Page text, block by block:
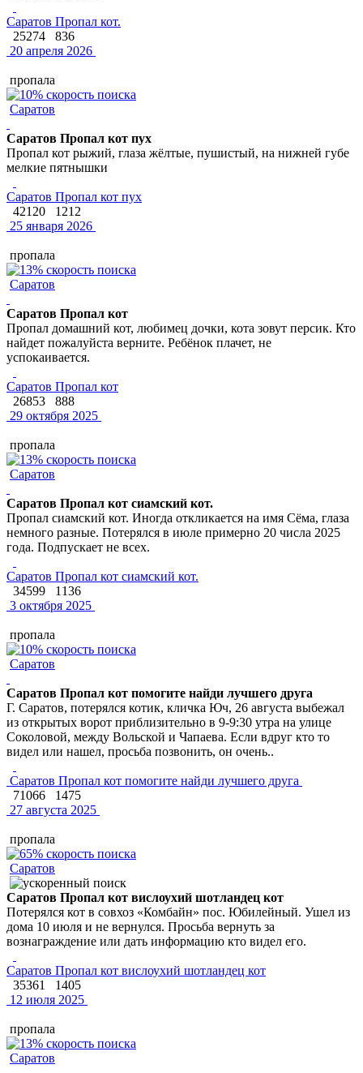
Саратов Пропал кот.
25274
836
20 апреля 2026
пропала
Саратов
Саратов Пропал кот пух
Пропал кот рыжий, глаза жёлтые, пушистый, на нижней губе
мелкие пятнышки
Саратов Пропал кот пух
42120
1212
25 января 2026
пропала
Саратов
Саратов Пропал кот
Пропал домашний кот, любимец дочки, кота зовут персик. Кто
найдет пожалуйста верните. Ребёнок плачет, не
успокаивается.
Саратов Пропал кот
26853
888
29 октября 2025
пропала
Саратов
Саратов Пропал кот сиамский кот.
Пропал сиамский кот. Иногда откликается на имя Сёма, глаза
немного разные. Потерялся в июле примерно 20 числа 2025
года. Подпускает не всех.
Саратов Пропал кот сиамский кот.
34599
1136
3 октября 2025
пропала
Саратов
Саратов Пропал кот помогите найди лучшего друга
Г. Саратов, потерялся котик, кличка Юч, 26 августа выбежал
из открытых ворот приблизительно в 9-9:30 утра на улице
Соколовой, между Вольской и Чапаева. Если вдруг кто то
видел или нашел, просьба позвонить, он очень..
Саратов Пропал кот помогите найди лучшего друга
71066
1475
27 августа 2025
пропала
Саратов
Саратов Пропал кот вислоухий шотландец кот
Потерялся кот в совхоз «Комбайн» пос. Юбилейный. Ушел из
дома 10 июля и не вернулся. Просьба вернуть за
вознаграждение или дать информацию кто видел его.
Саратов Пропал кот вислоухий шотландец кот
35361
1405
12 июля 2025
пропала
Саратов